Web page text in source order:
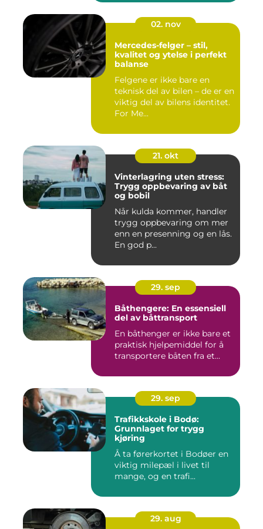
02. nov
Mercedes-felger – stil,
kvalitet og ytelse i perfekt
balanse
Felgene er ikke bare en
teknisk del av bilen – de er en
viktig del av bilens identitet.
For Me...
21. okt
Vinterlagring uten stress:
Trygg oppbevaring av båt
og bobil
Når kulda kommer, handler
trygg oppbevaring om mer
enn en presenning og en lås.
En god p...
29. sep
Båthengere: En essensiell
del av båttransport
En båthenger er ikke bare et
praktisk hjelpemiddel for å
transportere båten fra et...
29. sep
Trafikkskole i Bodø:
Grunnlaget for trygg
kjøring
Å ta førerkortet i Bodøer en
viktig milepæl i livet til
mange, og en trafi...
29. aug